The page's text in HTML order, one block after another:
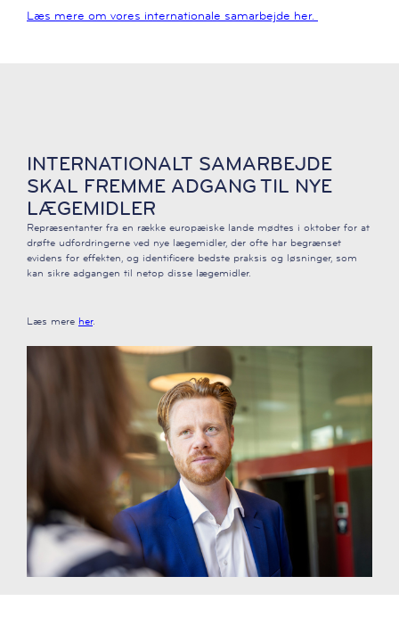
Læs mere om vores internationale samarbejde her.
INTERNATIONALT SAMARBEJDE
SKAL FREMME ADGANG TIL NYE
LÆGEMIDLER
Repræsentanter fra en række europæiske lande mødtes i oktober for at
drøfte udfordringerne ved nye lægemidler, der ofte har begrænset
evidens for effekten, og identificere bedste praksis og løsninger, som
kan sikre adgangen til netop disse lægemidler.
Læs mere her.